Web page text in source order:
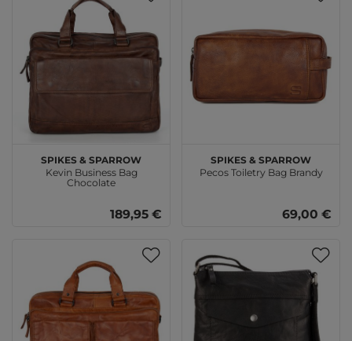
SPIKES & SPARROW
Kevin Business Bag
Chocolate
189,95 €
SPIKES & SPARROW
Pecos Toiletry Bag Brandy
69,00 €